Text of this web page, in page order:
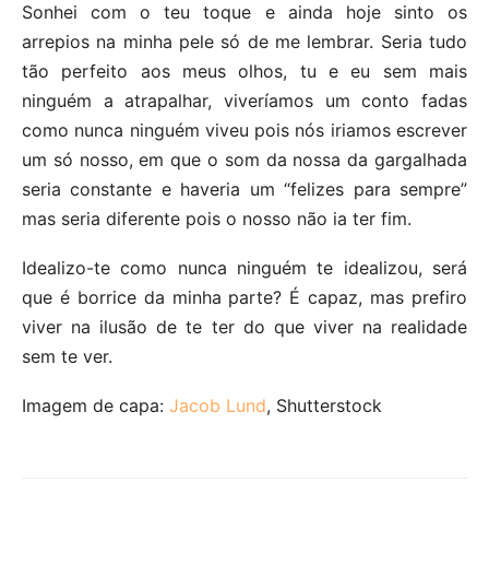
Sonhei com o teu toque e ainda hoje sinto os
arrepios na minha pele só de me lembrar. Seria tudo
tão perfeito aos meus olhos, tu e eu sem mais
ninguém a atrapalhar, viveríamos um conto fadas
como nunca ninguém viveu pois nós iriamos escrever
um só nosso, em que o som da nossa da gargalhada
seria constante e haveria um “felizes para sempre”
mas seria diferente pois o nosso não ia ter fim.
Idealizo-te como nunca ninguém te idealizou, será
que é borrice da minha parte? É capaz, mas prefiro
viver na ilusão de te ter do que viver na realidade
sem te ver.
Imagem de capa: Jacob Lund, Shutterstock